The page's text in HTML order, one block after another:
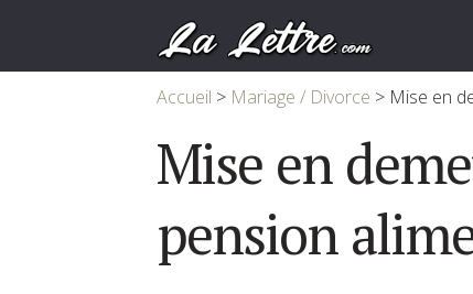
Accueil > Mariage / Divorce > Mise en
Mise en
pension